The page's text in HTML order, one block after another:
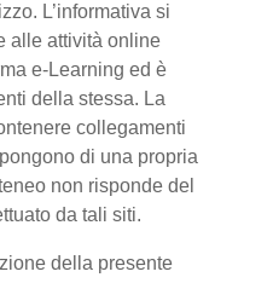
L’informativa si
alle attività online
e-Learning ed è
della stessa. La
collegamenti
di una propria
non risponde del
da tali siti.
della presente